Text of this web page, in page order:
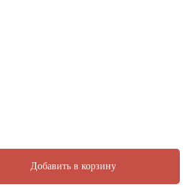
Добавить в корзину